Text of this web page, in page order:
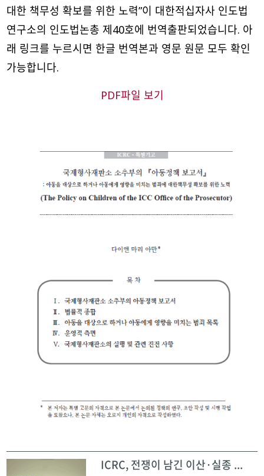
대한 책무성 확보를 위한 노력”이 대한적십자사 인도법
연구소의 인도법논총 제40호에 번역출판되었습니다. 아
래 링크를 누르시면 한글 번역본과 영문 원문 모두 확인
가능합니다.
PDF파일 보기
ICRC, 전쟁이 남긴 이산·실종 ...